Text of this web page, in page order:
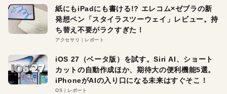
紙にもiPadにも書ける!? エレコム×ゼブラの新
発想ペン「スタイラスツーウェイ」レビュー。持
ち替え不要がラクすぎた！
アクセサリ レポート
iOS 27（ベータ版）を試す。Siri AI、ショート
カットの自動作成ほか、期待大の便利機能5選。
iPhoneがAIの入り口になる未来はすぐそこ！
OS レポート